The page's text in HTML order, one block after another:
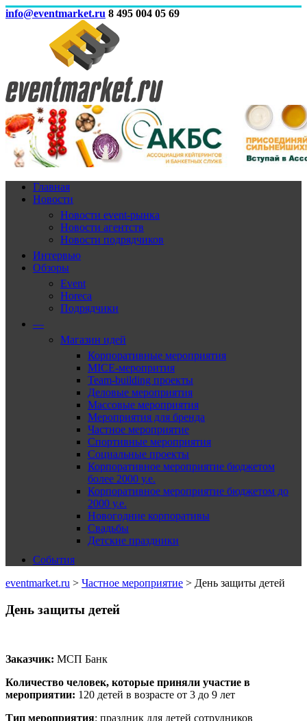
info@eventmarket.ru 8 495 004 05 69
Главная
Новости
Новости event-рынка
Новости агентств
Новости подрядчиков
Интервью
Обзоры
Event
Horeca
Подрядчики
—
Магазин идей
Корпоративные мероприятия
MICE-меропрития
Team-building проекты
Деловые мероприятия
Массовые мероприятия
Мероприятия для бренда
Частное мероприятие
Спортивные мероприятия
Социальные проекты
Корпоративное мероприятие бюджетом
более 2000 у.е.
Корпоративное мероприятие бюджетом до
2000 у.е.
Новогодние корпоративы
Свадьбы
Детские праздники
События
eventmarket.ru > Частное мероприятие > День защиты детей
День защиты детей
Заказчик: МСП Банк
Количество человек, которые приняли участие в
мероприятии: 120 детей в возрасте от 3 до 9 лет
Тип мероприятия: праздник для детей сотрудников